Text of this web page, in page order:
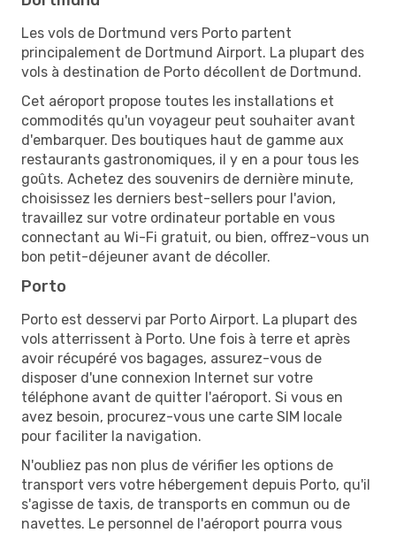
Les vols de Dortmund vers Porto partent
principalement de Dortmund Airport. La plupart des
vols à destination de Porto décollent de Dortmund.
Cet aéroport propose toutes les installations et
commodités qu'un voyageur peut souhaiter avant
d'embarquer. Des boutiques haut de gamme aux
restaurants gastronomiques, il y en a pour tous les
goûts. Achetez des souvenirs de dernière minute,
choisissez les derniers best-sellers pour l'avion,
travaillez sur votre ordinateur portable en vous
connectant au Wi-Fi gratuit, ou bien, offrez-vous un
bon petit-déjeuner avant de décoller.
Porto
Porto est desservi par Porto Airport. La plupart des
vols atterrissent à Porto. Une fois à terre et après
avoir récupéré vos bagages, assurez-vous de
disposer d'une connexion Internet sur votre
téléphone avant de quitter l'aéroport. Si vous en
avez besoin, procurez-vous une carte SIM locale
pour faciliter la navigation.
N'oubliez pas non plus de vérifier les options de
transport vers votre hébergement depuis Porto, qu'il
s'agisse de taxis, de transports en commun ou de
navettes. Le personnel de l'aéroport pourra vous